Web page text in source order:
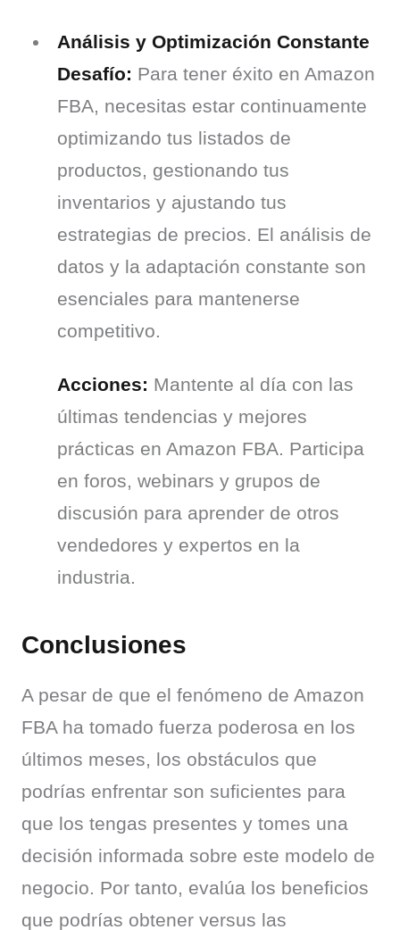
Análisis y Optimización Constante
Desafío: Para tener éxito en Amazon
FBA, necesitas estar continuamente
optimizando tus listados de
productos, gestionando tus
inventarios y ajustando tus
estrategias de precios. El análisis de
datos y la adaptación constante son
esenciales para mantenerse
competitivo.
Acciones: Mantente al día con las
últimas tendencias y mejores
prácticas en Amazon FBA. Participa
en foros, webinars y grupos de
discusión para aprender de otros
vendedores y expertos en la
industria.
Conclusiones
A pesar de que el fenómeno de Amazon
FBA ha tomado fuerza poderosa en los
últimos meses, los obstáculos que
podrías enfrentar son suficientes para
que los tengas presentes y tomes una
decisión informada sobre este modelo de
negocio. Por tanto, evalúa los beneficios
que podrías obtener versus las